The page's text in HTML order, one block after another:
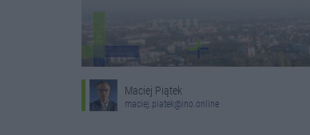
Maciej Piątek
maciej.piatek@ino.online